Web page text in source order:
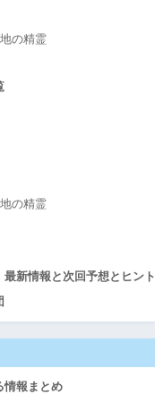
の精霊
の精霊
最新情報と次回予想とヒント
情報まとめ